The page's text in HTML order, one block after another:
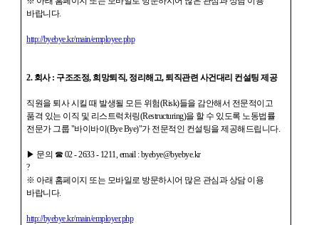
바랍니다.
http://byebye.kr/main/employee.php
2. 회사 : 구조조정, 희망퇴직, 정리해고, 퇴직관련 사건대리 컨설팅 제공
직원을 퇴사 시킬 때 발생될 모든 위험(Risk)들을 감안해서 전문적이고
품격 있는 이직 및 리스트럭처링(Restructuring)을 할 수 있도록 노동법률
전문가 그룹 "바이바이(Bye Bye)"가 전문적인 컨설팅을 제공해드립니다.
▶ 문의 ☎ 02 - 2633 - 1211, email : byebye@byebye.kr
?
※ 아래 홈페이지 또는 모바일로 방문하시어 많은 관심과 상담 이용
바랍니다.
http://byebye.kr/main/employer.php